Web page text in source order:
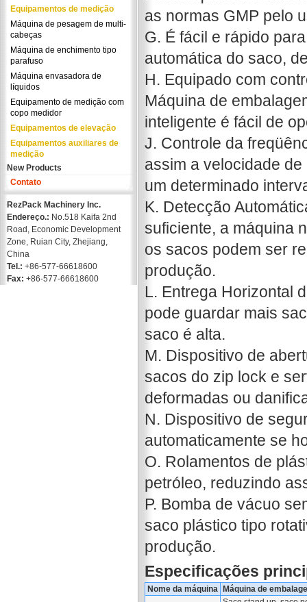
Equipamentos de medição
Máquina de pesagem de multi-
cabeças
Máquina de enchimento tipo
parafuso
Máquina envasadora de
líquidos
Equipamento de medição com
copo medidor
Equipamentos de elevação
Equipamentos auxiliares de
medição
New Products
Contato
RezPack Machinery Inc.
Endereço.: No.518 Kaifa 2nd
Road, Economic Development
Zone, Ruian City, Zhejiang,
China
Tel.: +86-577-66618600
Fax: +86-577-66618600
as normas GMP pelo
G. É fácil e rápido
automática do saco,
H. Equipado com
Máquina de
inteligente é fácil de
J. Controle da
assim a velocidade
um determinado
K. Detecção
suficiente, a máquina
os sacos podem ser
produção.
L. Entrega Horizontal
pode guardar mais
saco é alta.
M. Dispositivo de
sacos do zip lock e
deformadas ou
N. Dispositivo de
automaticamente se
O. Rolamentos de
petróleo, reduzindo
P. Bomba de vácuo
saco plástico tipo
produção.
Especificações
Nome da máquina
Máquina de